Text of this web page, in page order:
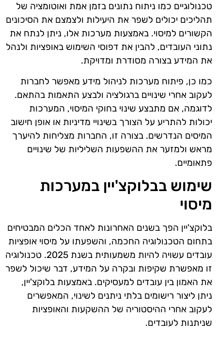
טכנולוגיים כמו ניתוח נתונים בזמן אמת ואוטומציה של
תהליכים יכולים לשפר את היעילות ולצמצם את הסיכונים
הקשורים למיסוי. באמצעות מערכות אלו, ניתן לנתח את
נתוני העובדים, להבין את דפוסי השימוש באופציות ולנהל
את המידע בצורה מסודרת ומדויקת.
כמו כן, פיתוח מערכות לניהול מידע מאפשר לחברות
לעקוב אחרי שינויים ברגולציה ולבצע התאמות בהתאם.
לדוגמה, אם מתבצע שינוי בחוקי המיסוי, המערכות
יכולות להתריע על הצורך בשינויי מדיניות או אופן חישוב
המיסים הנדרשים. בצורה זו, החברות מצליחות להיערך
מראש ולמזער את ההשפעות השליליות של שינויים
פתאומיים.
שימוש בבלוקצ'יין במערכות
מיסוי
בלוקצ'יין הפך בשנים האחרונות לאחד הכלים המבטיחים
בתחום הטכנולוגיה החכמה, והשפעתו על מיסוי אופציות
עובדים עשויה להיות משמעותית בשנת 2025. טכנולוגיה
זו מאפשרת שקיפות ובקרה על המידע, דבר שיכול לשפר
את האמון בין עובדים למעסיקים. באמצעות בלוקצ'יין,
ניתן ליצור רישומים בלתי ניתנים לשינוי, המאפשרים
לעקוב אחרי ההיסטוריה של ההשקעות והאופציות
שניתנות לעובדים.